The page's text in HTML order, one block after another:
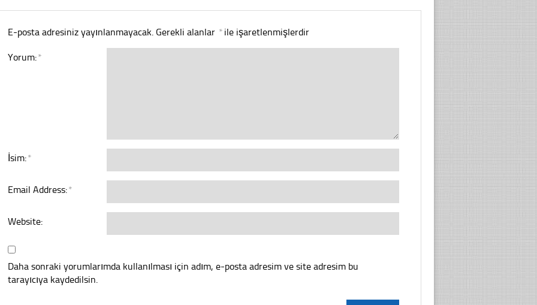
E-posta adresiniz yayınlanmayacak. Gerekli alanlar *ile işaretlenmişlerdir
Yorum:*
İsim:*
Email Address:*
Website:
Daha sonraki yorumlarımda kullanılması için adım, e-posta adresim ve site adresim bu
tarayıcıya kaydedilsin.